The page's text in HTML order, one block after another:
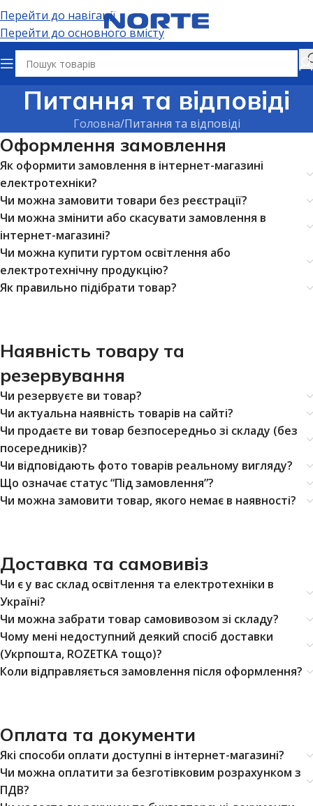
Перейти до навігації
Перейти до основного вмісту
Питання та відповіді
Головна Питання та відповіді
Оформлення замовлення
Як оформити замовлення в інтернет-магазині
електротехніки?
Чи можна замовити товари без реєстрації?
Чи можна змінити або скасувати замовлення в
інтернет-магазині?
Чи можна купити гуртом освітлення або
електротехнічну продукцію?
Як правильно підібрати товар?
Наявність товару та
резервування
Чи резервуєте ви товар?
Чи актуальна наявність товарів на сайті?
Чи продаєте ви товар безпосередньо зі складу (без
посередників)?
Чи відповідають фото товарів реальному вигляду?
Що означає статус “Під замовлення”?
Чи можна замовити товар, якого немає в наявності?
Доставка та самовивіз
Чи є у вас склад освітлення та електротехніки в
Україні?
Чи можна забрати товар самовивозом зі складу?
Чому мені недоступний деякий спосіб доставки
(Укрпошта, ROZETKA тощо)?
Коли відправляється замовлення після оформлення?
Оплата та документи
Які способи оплати доступні в інтернет-магазині?
Чи можна оплатити за безготівковим розрахунком з
ПДВ?